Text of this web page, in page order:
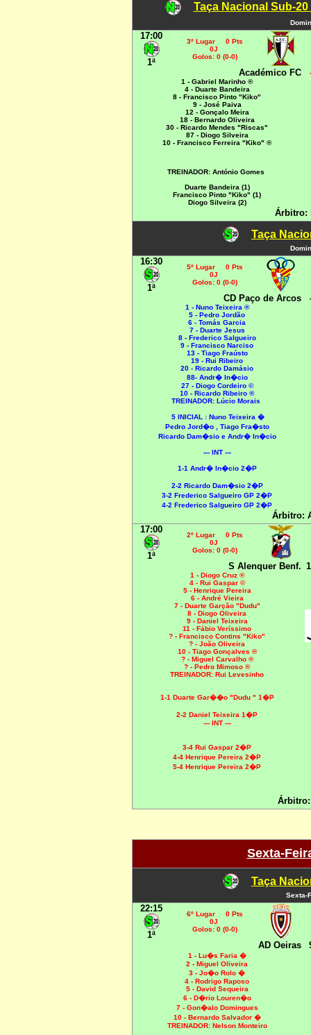
Taça Nacional Sub-20
17:00
1ª
3º Lugar 0 Pts
0J
Golos: 0 (0-0)
Académico FC
1 - Gabriel Marinho ®
4 - Duarte Bandeira
8 - Francisco Pinto "Kiko"
9 - José Paiva
12 - Gonçalo Meira
18 - Bernardo Oliveira
30 - Ricardo Mendes "Riscas"
87 - Diogo Silveira
10 - Francisco Ferreira "Kiko" ®
TREINADOR: António Gomes
Duarte Bandeira (1)
Francisco Pinto "Kiko" (1)
Diogo Silveira (2)
Árbitro:
Taça
16:30
1ª
5º Lugar 0 Pts
0J
Golos: 0 (0-0)
CD Paço de Arcos
1 - Nuno Teixeira ®
5 - Pedro Jordão
6 - Tomás Garcia
7 - Duarte Jesus
8 - Frederico Salgueiro
9 - Francisco Narciso
13 - Tiago Fraústo
19 - Rui Ribeiro
20 - Ricardo Damásio
88- Andr� In�cio
27 - Diogo Cordeiro ©
10 - Ricardo Ribeiro ®
TREINADOR: Lúcio Morais
5 INICIAL : Nuno Teixeira �
Pedro Jord�o , Tiago Fra�sto
Ricardo Dam�sio e Andr� In�cio
--- INT ---
1-1 Andr� In�cio 2�P
2-2 Ricardo Dam�sio 2�P
3-2 Frederico Salgueiro GP 2�P
4-2 Frederico Salgueiro GP 2�P
Árbitro:
17:00
1ª
2º Lugar 0 Pts
0J
Golos: 0 (0-0)
S Alenquer Benf.
1 - Diogo Cruz ®
4 - Rui Gaspar ©
5 - Henrique Pereira
6 - André Vieira
7 - Duarte Garção "Dudu"
8 - Diogo Oliveira
9 - Daniel Teixeira
11 - Fábio Veríssimo
? - Francisco Contins "Kiko"
? - João Oliveira
10 - Tiago Gonçalves ®
? - Miguel Carvalho ®
? - Pedro Mimoso ®
TREINADOR: Rui Levesinho
1-1 Duarte Gar��o "Dudu " 1�P
2-2 Daniel Teixeira 1�P
--- INT ---
3-4 Rui Gaspar 2�P
4-4 Henrique Pereira 2�P
5-4 Henrique Pereira 2�P
Sexta-
Taça
Sexta-
22:15
1ª
6º Lugar 0 Pts
0J
Golos: 0 (0-0)
AD Oeiras
1 - Lu�s Faria �
2 - Miguel Oliveira
3 - Jo�o Rolo �
4 - Rodrigo Raposo
5 - David Sequeira
6 - D�rio Louren�o
7 - Gon�alo Domingues
10 - Bernardo Salvador �
TREINADOR: Nelson Monteiro